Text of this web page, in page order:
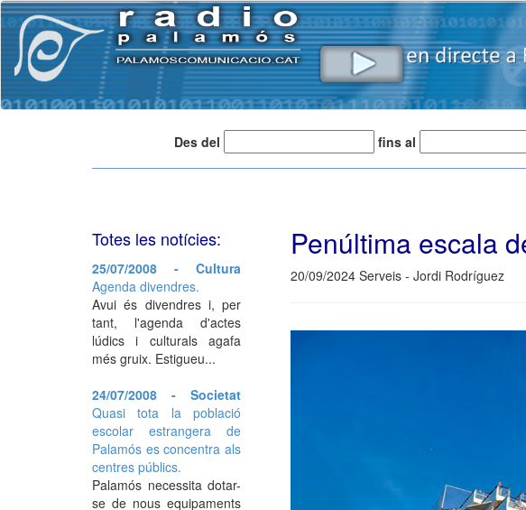
Des del fins al
Penúltima escala
20/09/2024 Serveis - Jordi Rodríguez
Totes les notícies:
25/07/2008 - Cultura
Agenda divendres.
Avui és divendres i, per
tant, l'agenda d'actes
lúdics i culturals agafa
més gruix. Estigueu...
24/07/2008 - Societat
Quasi tota la població
escolar estrangera de
Palamós es concentra als
centres públics.
Palamós necessita dotar-
se de nous equipaments